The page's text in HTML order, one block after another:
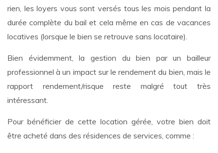
rien, les loyers vous sont versés tous les mois pendant la
durée complète du bail et cela même en cas de vacances
locatives (lorsque le bien se retrouve sans locataire).
Bien évidemment, la gestion du bien par un bailleur
professionnel à un impact sur le rendement du bien, mais le
rapport rendement/risque reste malgré tout très
intéressant.
Pour bénéficier de cette location gérée, votre bien doit
être acheté dans des résidences de services, comme :